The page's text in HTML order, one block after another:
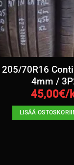
205/70R16
4mm /
45,00€/
LISÄÄ